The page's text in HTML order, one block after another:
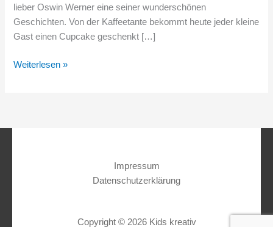
lieber Oswin Werner eine seiner wunderschönen
Geschichten. Von der Kaffeetante bekommt heute jeder kleine
Gast einen Cupcake geschenkt […]
Weiterlesen »
Impressum
Datenschutzerklärung
Copyright © 2026 Kids kreativ